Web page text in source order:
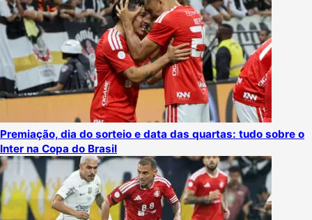
Premiação, dia do sorteio e data das quartas: tudo sobre o
Inter na Copa do Brasil